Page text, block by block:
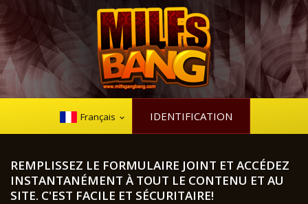
Français IDENTIFICATION
REMPLISSEZ LE FORMULAIRE JOINT ET ACCÉDEZ
INSTANTANÉMENT À TOUT LE CONTENU ET AU
SITE. C'EST FACILE ET SÉCURITAIRE!